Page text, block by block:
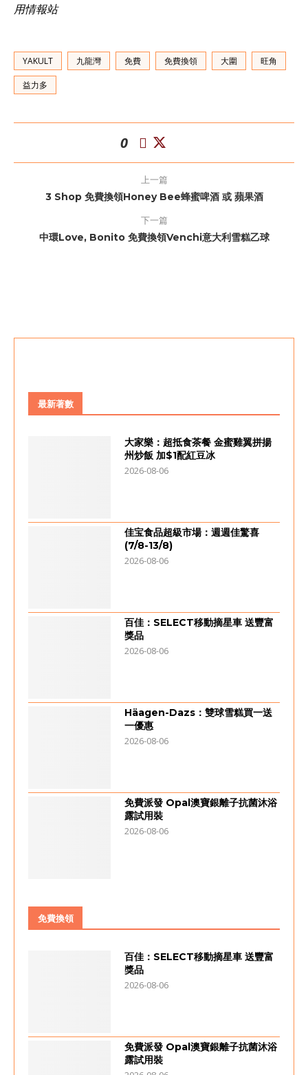
用情報站
YAKULT 九龍灣 免費 免費換領 大圍 旺角
益力多
0
上一篇
3 Shop 免費換領Honey Bee蜂蜜啤酒 或 蘋果酒
下一篇
中環Love, Bonito 免費換領Venchi意大利雪糕乙球
最新著數
大家樂：超抵食茶餐 金蜜雞翼拼揚
州炒飯 加$1配紅豆冰
2026-08-06
佳宝食品超級市場：週週佳驚喜
(7/8-13/8)
2026-08-06
百佳：SELECT移動摘星車 送豐富
獎品
2026-08-06
Häagen-Dazs：雙球雪糕買一送
一優惠
2026-08-06
免費派發 Opal澳寶銀離子抗菌沐浴
露試用裝
2026-08-06
免費換領
百佳：SELECT移動摘星車 送豐富
獎品
2026-08-06
免費派發 Opal澳寶銀離子抗菌沐浴
露試用裝